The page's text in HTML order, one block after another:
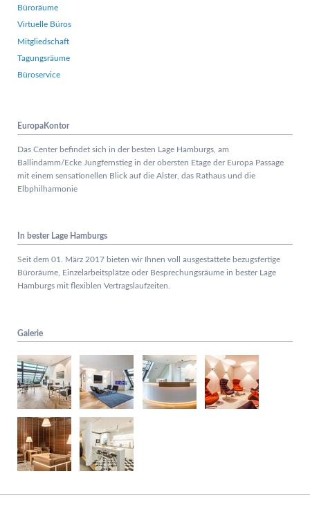
Büroräume
Virtuelle Büros
Mitgliedschaft
Tagungsräume
Büroservice
EuropaKontor
Das Center befindet sich in der besten Lage Hamburgs, am
Ballindamm/Ecke Jungfernstieg in der obersten Etage der Europa Passage
mit einem sensationellen Blick auf die Alster, das Rathaus und die
Elbphilharmonie
In bester Lage Hamburgs
Seit dem 01. März 2017 bieten wir Ihnen voll ausgestattete bezugsfertige
Büroräume, Einzelarbeitsplätze oder Besprechungsräume in bester Lage
Hamburgs mit flexiblen Vertragslaufzeiten.
Galerie